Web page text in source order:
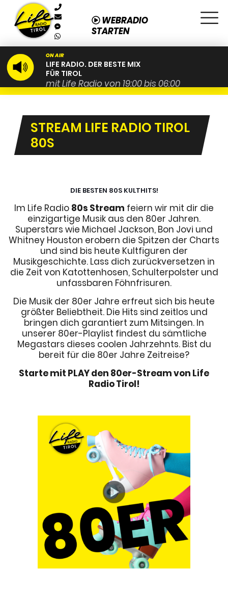
WEBRADIO
STARTEN
ON AIR
LIFE RADIO. DER BESTE MIX
FÜR TIROL
mit Life Radio von 19:00 bis 06:00
STREAM LIFE RADIO TIROL
80S
DIE BESTEN 80S KULTHITS!
Im Life Radio 80s Stream feiern wir mit dir die
einzigartige Musik aus den 80er Jahren.
Superstars wie Michael Jackson, Bon Jovi und
Whitney Houston erobern die Spitzen der Charts
und sind bis heute Kultfiguren der
Musikgeschichte. Lass dich zurückversetzen in
die Zeit von Katottenhosen, Schulterpolster und
unfassbaren Föhnfrisuren.
Die Musik der 80er Jahre erfreut sich bis heute
größter Beliebtheit. Die Hits sind zeitlos und
bringen dich garantiert zum Mitsingen. In
unserer 80er-Playlist findest du sämtliche
Megastars dieses coolen Jahrzehnts. Bist du
bereit für die 80er Jahre Zeitreise?
Starte mit PLAY den 80er-Stream von Life
Radio Tirol!